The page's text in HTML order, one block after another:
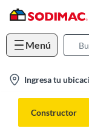
Menú
Ingresa tu
Constructor